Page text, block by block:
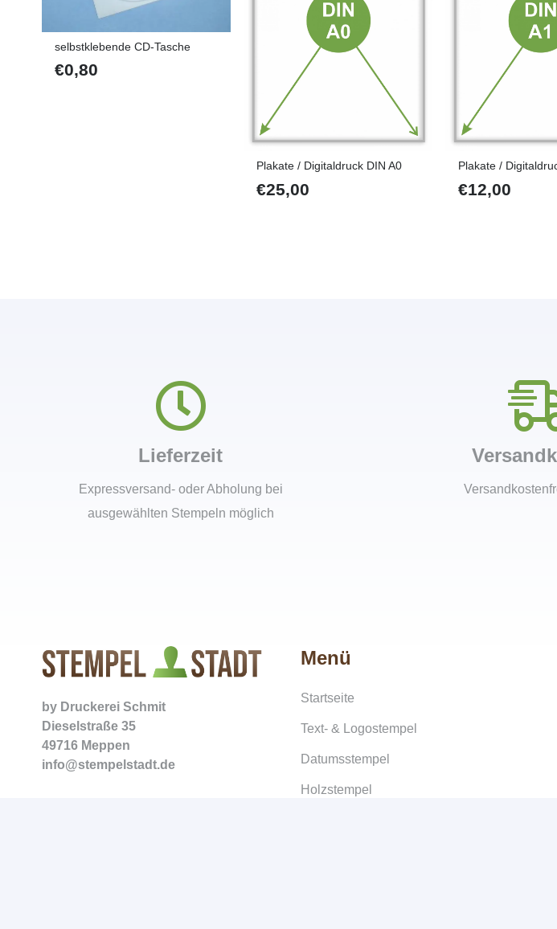
selbstklebende CD-Tasche
€0,80
Plakate / Digitaldruck DIN A0
€25,00
Plakate /
€12,00
Lieferzeit
Expressversand- oder Abholung bei
ausgewählten Stempeln möglich
by Druckerei Schmit
Dieselstraße 35
49716 Meppen
info@stempelstadt.de
Menü
Startseite
Text- & Logostempel
Datumsstempel
Holzstempel